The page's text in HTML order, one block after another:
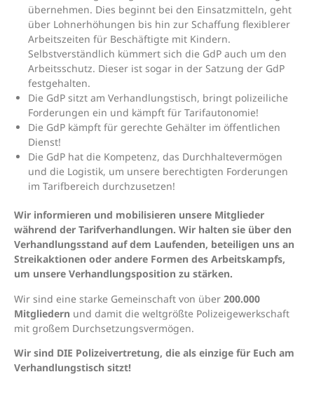
übernehmen. Dies beginnt bei den Einsatzmitteln, geht
über Lohnerhöhungen bis hin zur Schaffung flexiblerer
Arbeitszeiten für Beschäftigte mit Kindern.
Selbstverständlich kümmert sich die GdP auch um den
Arbeitsschutz. Dieser ist sogar in der Satzung der GdP
festgehalten.
Die GdP sitzt am Verhandlungstisch, bringt polizeiliche
Forderungen ein und kämpft für Tarifautonomie!
Die GdP kämpft für gerechte Gehälter im öffentlichen
Dienst!
Die GdP hat die Kompetenz, das Durchhaltevermögen
und die Logistik, um unsere berechtigten Forderungen
im Tarifbereich durchzusetzen!
Wir informieren und mobilisieren unsere Mitglieder
während der Tarifverhandlungen. Wir halten sie über den
Verhandlungsstand auf dem Laufenden, beteiligen uns an
Streikaktionen oder andere Formen des Arbeitskampfs,
um unsere Verhandlungsposition zu stärken.
Wir sind eine starke Gemeinschaft von über 200.000
Mitgliedern und damit die weltgrößte Polizeigewerkschaft
mit großem Durchsetzungsvermögen.
Wir sind DIE Polizeivertretung, die als einzige für Euch am
Verhandlungstisch sitzt!